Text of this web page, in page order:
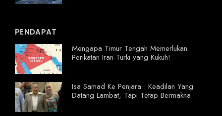
PENDAPAT
Mengapa Timur Tengah Memerlukan
Perikatan Iran-Turki yang Kukuh!
Isa Samad Ke Penjara : Keadilan Yang
Datang Lambat, Tapi Tetap Bermakna